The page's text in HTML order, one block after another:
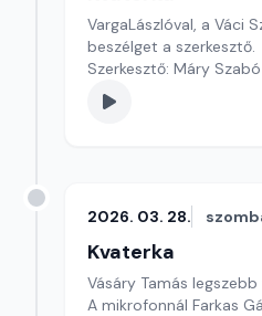
VargaLászlóval, a Váci
beszélget a szerkesztő.
Szerkesztő: Máry
2026. 03. 28.
Kvaterka
Vásáry Tamás legszebb
A mikrofonnál Farkas